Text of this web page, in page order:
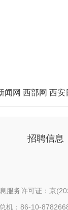
闻网 西部网 西安
招聘信息
服务许可证：京
总机：86-10-